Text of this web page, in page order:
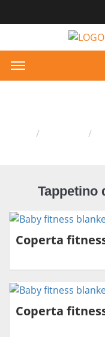
Tappetino
Coperta
Coperta